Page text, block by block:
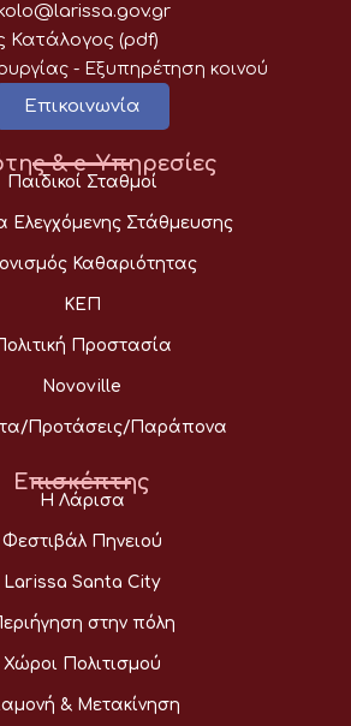
Κατάλογος (pdf)
- Eξυπηρέτηση κοινού
Επικοινωνία
& e-Υπηρεσίες
Παιδικοί Σταθμοί
Ελεγχόμενης Στάθμευσης
Καθαριότητας
ΚΕΠ
Προστασία
Novoville
Προτάσεις/Παράπονα
Επισκέπτης
Η Λάρισα
Φεστιβάλ Πηνειού
Larissa Santa City
στην πόλη
Χώροι Πολιτισμού
& Μετακίνηση